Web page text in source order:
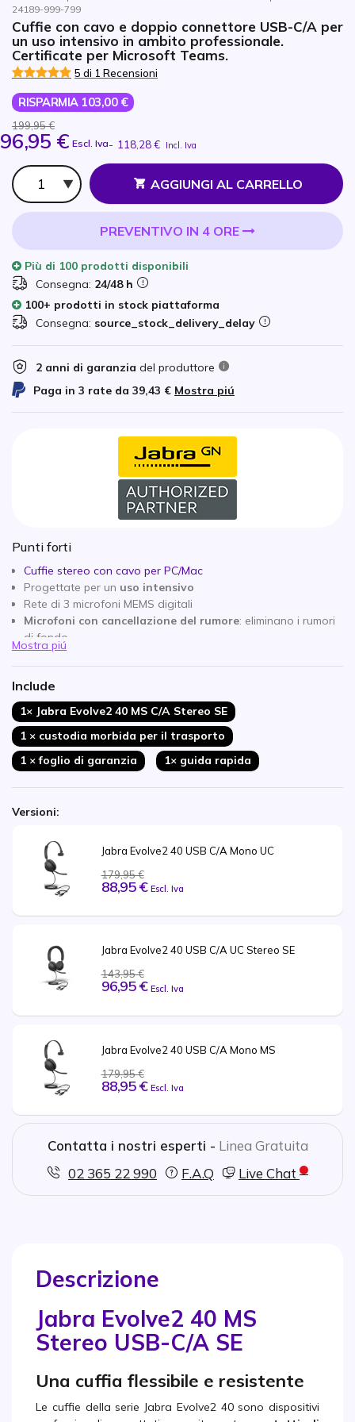
24189-999-799
Cuffie con cavo e doppio connettore USB-C/A per
un uso intensivo in ambito professionale.
Certificate per Microsoft Teams.
5 di 1 Recensioni
RISPARMIA 103,00 €
199,95 €
96,95 € Escl. Iva- 118,28 € Incl. Iva
Qtà
AGGIUNGI AL CARRELLO
PREVENTIVO IN 4 ORE
Più di 100 prodotti disponibili
Consegna: 24/48 h
100+ prodotti in stock piattaforma
Consegna: source_stock_delivery_delay
2 anni di garanzia del produttore
Paga in 3 rate da 39,43 € Mostra piú
Punti forti
Cuffie stereo con cavo per PC/Mac
Progettate per un uso intensivo
Rete di 3 microfoni MEMS digitali
Microfoni con cancellazione del rumore: eliminano i rumori
di fondo
Jabra SafeTone:
Opzioni di connessione: USB-C /A
Certificato per Microsoft Teams
Mostra piú
Include
1× Jabra Evolve2 40 MS C/A Stereo SE
1 × custodia morbida per il trasporto
1 × foglio di garanzia
1× guida rapida
Versioni:
Jabra Evolve2 40 USB C/A Mono UC
179,95 €
88,95 € Escl. Iva
Jabra Evolve2 40 USB C/A UC Stereo SE
143,95 €
96,95 € Escl. Iva
Jabra Evolve2 40 USB C/A Mono MS
179,95 €
88,95 € Escl. Iva
Contatta i nostri esperti - Linea Gratuita
02 365 22 990
F.A.Q Live Chat
Descrizione
Jabra Evolve2 40 MS
Stereo USB-C/A SE
Una cuffia flessibile e resistente
Le cuffie della serie Jabra Evolve2 40 sono dispositivi